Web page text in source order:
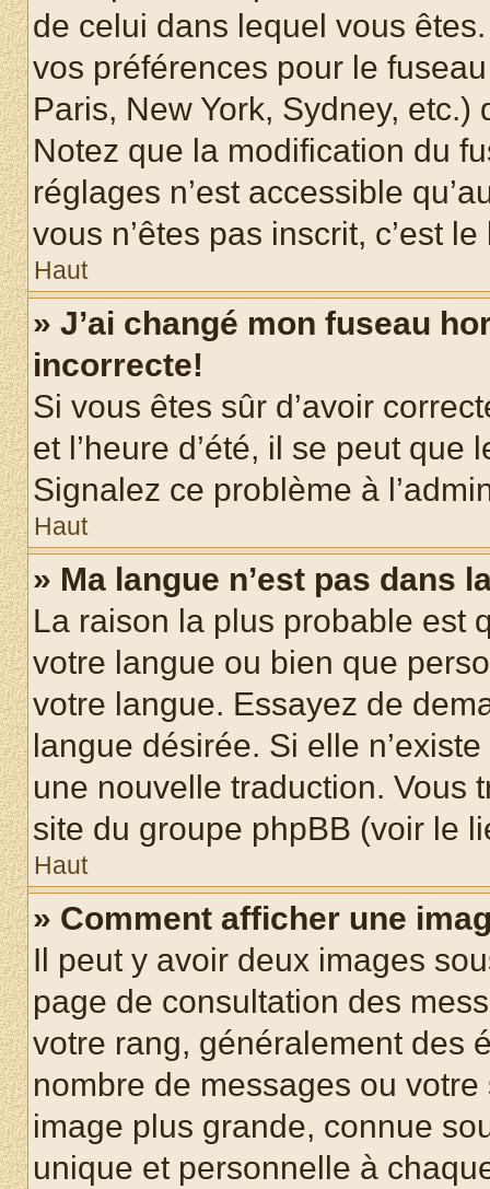
de celui dans lequel vous
vos préférences pour le
Paris, New York, Sydney, etc.)
Notez que la modification du
réglages n’est accessible
vous n’êtes pas inscrit, c’est
Haut
» J’ai changé mon fuseau
incorrecte!
Si vous êtes sûr d’avoir
et l’heure d’été, il se peut que
Signalez ce problème à
Haut
» Ma langue n’est pas dans
La raison la plus probable est
votre langue ou bien que
votre langue. Essayez de
langue désirée. Si elle
une nouvelle traduction. Vous
site du groupe phpBB (voir le
Haut
» Comment afficher une
Il peut y avoir deux images
page de consultation des
votre rang, généralement des
nombre de messages ou
image plus grande, connue
unique et personnelle à